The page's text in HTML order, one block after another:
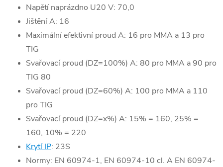
Napětí naprázdno U20 V: 70,0
Jištění A: 16
Maximální efektivní proud A: 16 pro MMA a 13 pro
TIG
Svařovací proud (DZ=100%) A: 80 pro MMA a 90 pro
TIG 80
Svařovací proud (DZ=60%) A: 100 pro MMA a 110
pro TIG
Svařovací proud (DZ=x%) A: 15% = 160, 25% =
160, 10% = 220
Krytí IP: 23S
Normy: EN 60974-1, EN 60974-10 cl. A EN 60974-